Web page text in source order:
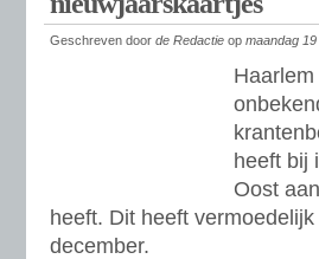
Geschreven door de Redactie op maandag
heeft bij
Oost
heeft. Dit heeft
december.